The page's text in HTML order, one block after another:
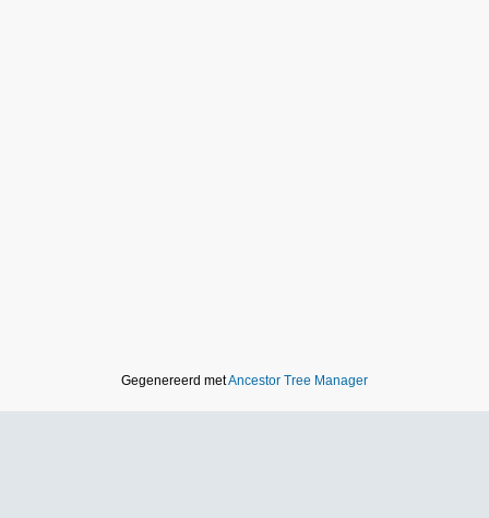
Gegenereerd metAncestor Tree Manager